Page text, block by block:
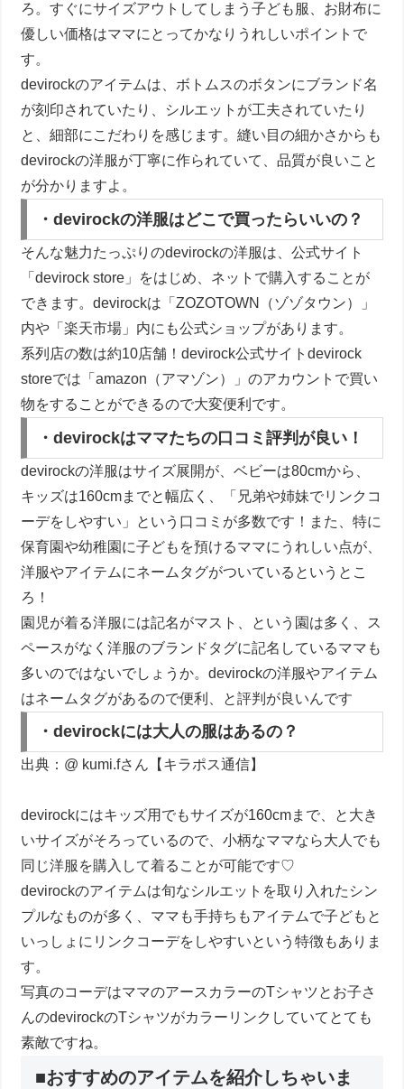
ろ。すぐにサイズアウトしてしまう子ども服、お財布に
優しい価格はママにとってかなりうれしいポイントで
す。
devirockのアイテムは、ボトムスのボタンにブランド名
が刻印されていたり、シルエットが工夫されていたり
と、細部にこだわりを感じます。縫い目の細かさからも
devirockの洋服が丁寧に作られていて、品質が良いこと
が分かりますよ。
・devirockの洋服はどこで買ったらいいの？
そんな魅力たっぷりのdevirockの洋服は、公式サイト
「devirock store」をはじめ、ネットで購入することが
できます。devirockは「ZOZOTOWN（ゾゾタウン）」
内や「楽天市場」内にも公式ショップがあります。
系列店の数は約10店舗！devirock公式サイトdevirock
storeでは「amazon（アマゾン）」のアカウントで買い
物をすることができるので大変便利です。
・devirockはママたちの口コミ評判が良い！
devirockの洋服はサイズ展開が、ベビーは80cmから、
キッズは160cmまでと幅広く、「兄弟や姉妹でリンクコ
ーデをしやすい」という口コミが多数です！また、特に
保育園や幼稚園に子どもを預けるママにうれしい点が、
洋服やアイテムにネームタグがついているというとこ
ろ！
園児が着る洋服には記名がマスト、という園は多く、ス
ペースがなく洋服のブランドタグに記名しているママも
多いのではないでしょうか。devirockの洋服やアイテム
はネームタグがあるので便利、と評判が良いんです
・devirockには大人の服はあるの？
出典：@ kumi.fさん【キラポス通信】
devirockにはキッズ用でもサイズが160cmまで、と大き
いサイズがそろっているので、小柄なママなら大人でも
同じ洋服を購入して着ることが可能です♡
devirockのアイテムは旬なシルエットを取り入れたシン
プルなものが多く、ママも手持ちもアイテムで子どもと
いっしょにリンクコーデをしやすいという特徴もありま
す。
写真のコーデはママのアースカラーのTシャツとお子さ
んのdevirockのTシャツがカラーリンクしていてとても
素敵ですね。
■おすすめのアイテムを紹介しちゃいま